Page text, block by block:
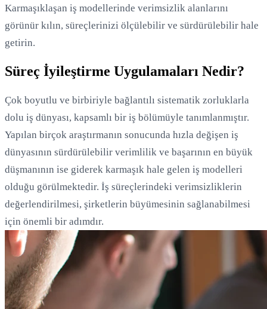
Karmaşıklaşan iş modellerinde verimsizlik alanlarını
görünür kılın, süreçlerinizi ölçülebilir ve sürdürülebilir hale
getirin.
Süreç İyileştirme Uygulamaları Nedir?
Çok boyutlu ve birbiriyle bağlantılı sistematik zorluklarla
dolu iş dünyası, kapsamlı bir iş bölümüyle tanımlanmıştır.
Yapılan birçok araştırmanın sonucunda hızla değişen iş
dünyasının sürdürülebilir verimlilik ve başarının en büyük
düşmanının ise giderek karmaşık hale gelen iş modelleri
olduğu görülmektedir. İş süreçlerindeki verimsizliklerin
değerlendirilmesi, şirketlerin büyümesinin sağlanabilmesi
için önemli bir adımdır.